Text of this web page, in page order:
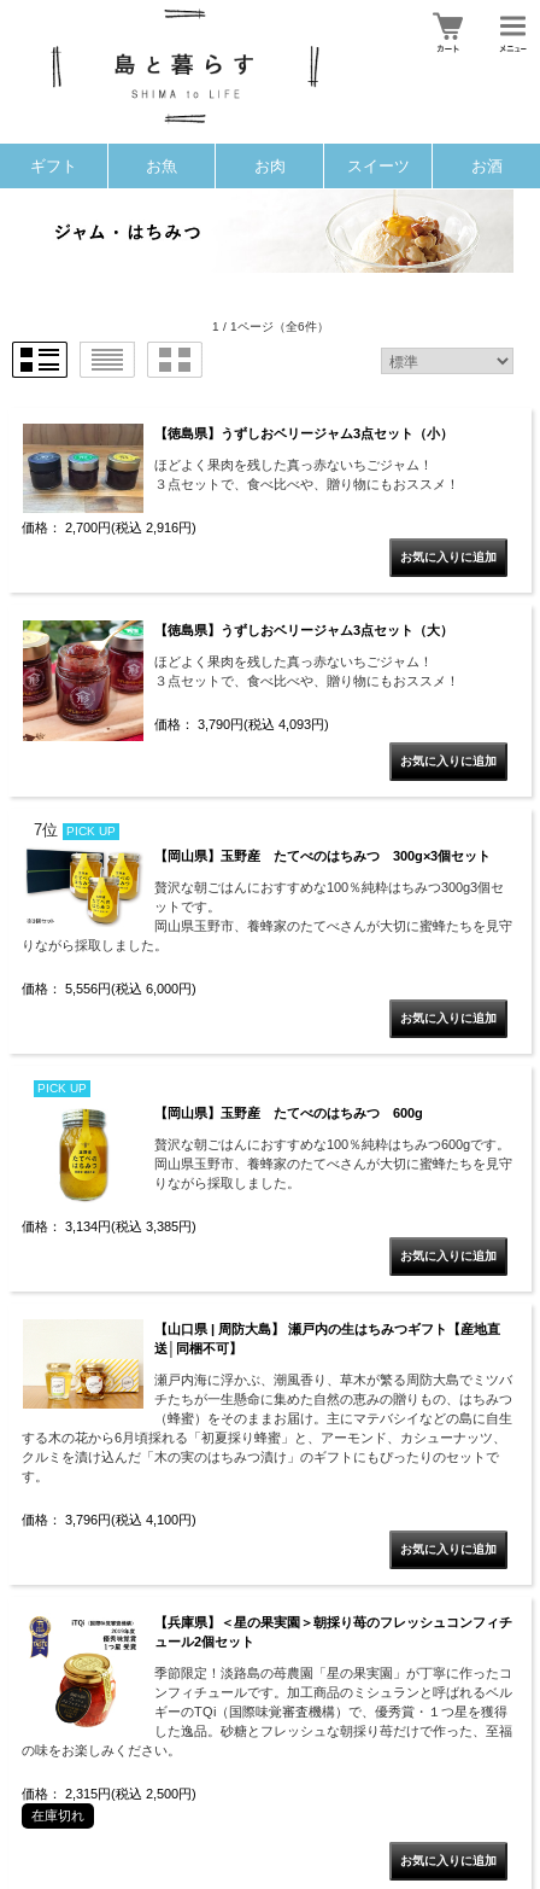
ギフト お魚 お肉 スイーツ お酒
1 / 1ページ （全6件）
【徳島県】うずしおベリージャム3点セット（小）
ほどよく果肉を残した真っ赤ないちごジャム！
３点セットで、食べ比べや、贈り物にもおススメ！
価格： 2,700円(税込 2,916円)
【徳島県】うずしおベリージャム3点セット（大）
ほどよく果肉を残した真っ赤ないちごジャム！
３点セットで、食べ比べや、贈り物にもおススメ！
価格： 3,790円(税込 4,093円)
7位 PICK UP
【岡山県】玉野産 たてべのはちみつ 300g×3個セット
贅沢な朝ごはんにおすすめな100％純粋はちみつ300g3個セ
ットです。
岡山県玉野市、養蜂家のたてべさんが大切に蜜蜂たちを見守
りながら採取しました。
価格： 5,556円(税込 6,000円)
PICK UP
【岡山県】玉野産 たてべのはちみつ 600g
贅沢な朝ごはんにおすすめな100％純粋はちみつ600gです。
岡山県玉野市、養蜂家のたてべさんが大切に蜜蜂たちを見守
りながら採取しました。
価格： 3,134円(税込 3,385円)
【山口県 | 周防大島】 瀬戸内の生はちみつギフト【産地直
送│同梱不可】
瀬戸内海に浮かぶ、潮風香り、草木が繁る周防大島でミツバ
チたちが一生懸命に集めた自然の恵みの贈りもの、はちみつ
（蜂蜜）をそのままお届け。主にマテバシイなどの島に自生
する木の花から6月頃採れる「初夏採り蜂蜜」と、アーモンド、カシューナッツ、
クルミを漬け込んだ「木の実のはちみつ漬け」のギフトにもぴったりのセットで
す。
価格： 3,796円(税込 4,100円)
【兵庫県】＜星の果実園＞朝採り苺のフレッシュコンフィチ
ュール2個セット
季節限定！淡路島の苺農園「星の果実園」が丁寧に作ったコ
ンフィチュールです。加工商品のミシュランと呼ばれるベル
ギーのTQi（国際味覚審査機構）で、優秀賞・１つ星を獲得
した逸品。砂糖とフレッシュな朝採り苺だけで作った、至福
の味をお楽しみください。
価格： 2,315円(税込 2,500円)
在庫切れ